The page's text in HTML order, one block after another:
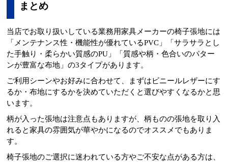
まとめ
当店でお取り扱いしている業務用家具メーカーの椅子張地には
「メンテナンス性・機能性が優れているPVC」「サラサラとし
た手触り・柔らかい質感のPU」「質感や柄・色合いのパター
ンが豊富な布地」の3タイプがあります。
ご利用シーンやお好みに合わせて、まずはビニールレザーにす
るか・布地にするかを決めていただくと選びやすくなるかと思
います。
柄が入った張地は注意点もありますが、柄ものの張地を取り入
れると家具の雰囲気が華やかになるのでオススメでもありま
す。
椅子張地のご選択に迷われている方やご不安な点がある方は、